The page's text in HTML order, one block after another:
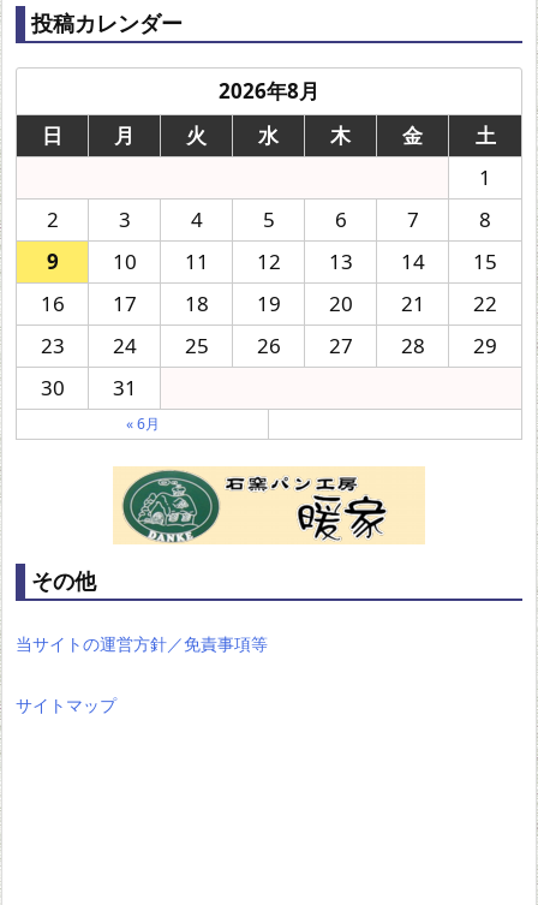
投稿カレンダー
2026年8月
日
月 火 水 木 金
土
1
2
3 4 5 6 7
8
9
10 11 12 13 14
15
16
17 18 19 20 21
22
23
24 25 26 27 28
29
30
31
« 6月
その他
当サイトの運営方針／免責事項等
サイトマップ